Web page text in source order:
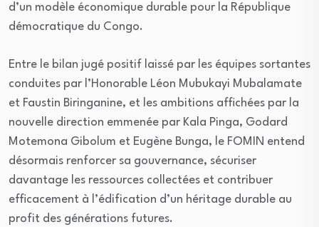
d’un modèle économique durable pour la République
démocratique du Congo.
Entre le bilan jugé positif laissé par les équipes sortantes
conduites par l’Honorable Léon Mubukayi Mubalamate
et Faustin Biringanine, et les ambitions affichées par la
nouvelle direction emmenée par Kala Pinga, Godard
Motemona Gibolum et Eugène Bunga, le FOMIN entend
désormais renforcer sa gouvernance, sécuriser
davantage les ressources collectées et contribuer
efficacement à l’édification d’un héritage durable au
profit des générations futures.